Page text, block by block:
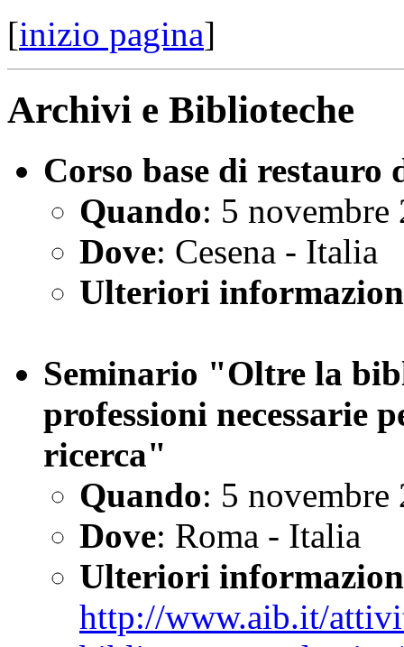
[inizio pagina]
Archivi e Biblioteche
Corso base di restauro
Quando: 5 novembre
Dove: Cesena - Italia
Ulteriori
Seminario "Oltre la
professioni necessarie
ricerca"
Quando: 5 novembre
Dove: Roma - Italia
Ulteriori
http://www.aib.it/